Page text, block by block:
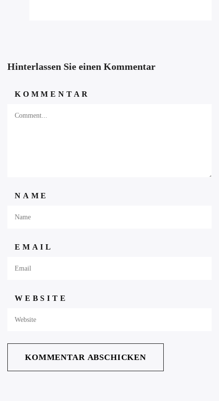
Hinterlassen Sie einen Kommentar
KOMMENTAR
NAME
EMAIL
WEBSITE